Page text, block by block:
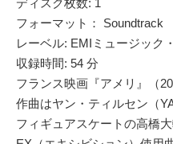
ディスク枚数: 1
フォーマット： Soundtrack
レーベル: EMIミュージック
収録時間: 54 分
フランス映画『アメリ』（
作曲はヤン・ティルセン（
フィギュアスケートの高橋